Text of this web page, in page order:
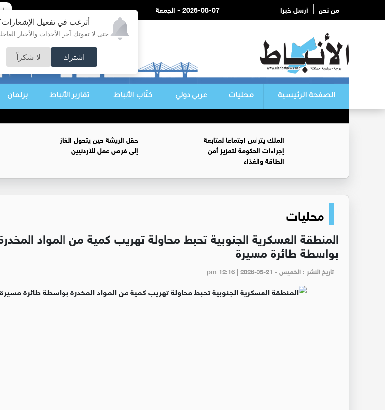
أترغب في تفعيل
حتى لا تفوتك آخر الأحداث والأخبار
اشترك لا شكراً
من نحن أرسل خبرا 2026-08-07 - الجمعة
الصفحة الرئيسية محليات عربي دولي كتّاب الأنباط تقارير الأنباط برلمان
الملك يترأس اجتماعا لمتابعة
إجراءات الحكومة لتعزيز أمن
الطاقة والغذاء
حقل الريشة حين يتحول الغاز
إلى فرص عمل للأردنيين
محليات
المنطقة العسكرية الجنوبية تحبط محاولة تهريب كمية من المواد
بواسطة طائرة مسيرة
تاريخ النشر : الخميس - pm 12:16 | 2026-05-21